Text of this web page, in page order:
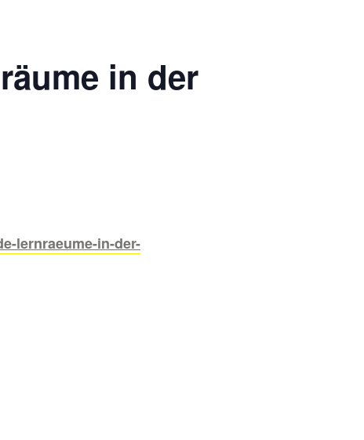
in der
lernraeume-in-der-